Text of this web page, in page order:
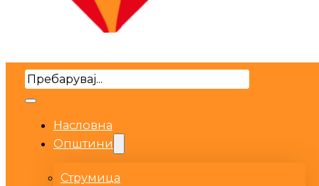
Search
Насловна
Општини
Струмица